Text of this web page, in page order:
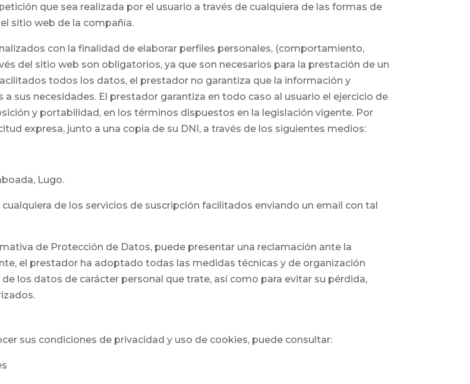
que sea realizada por el usuario a través de cualquiera de las formas de
sitio web de la compañía.
con la finalidad de elaborar perfiles personales, (comportamiento,
del sitio web son obligatorios, ya que son necesarios para la prestación de un
todos los datos, el prestador no garantiza que la información y
sus necesidades. El prestador garantiza en todo caso al usuario el ejercicio de
y portabilidad, en los términos dispuestos en la legislación vigente. Por
expresa, junto a una copia de su DNI, a través de los siguientes medios:
Lugo.
de los servicios de suscripción facilitados enviando un email con tal
de Protección de Datos, puede presentar una reclamación ante la
el prestador ha adoptado todas las medidas técnicas y de organización
los datos de carácter personal que trate, así como para evitar su pérdida,
sus condiciones de privacidad y uso de cookies, puede consultar: